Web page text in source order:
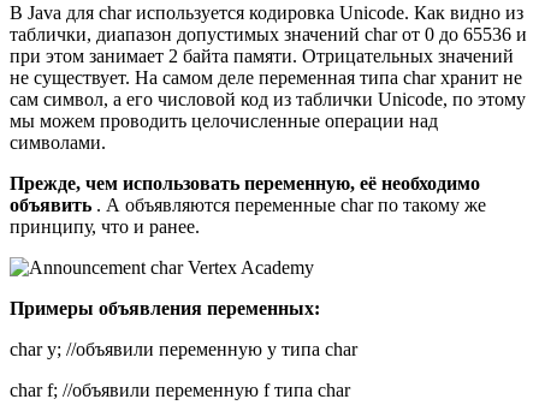
В Java для char используется кодировка Unicode. Как видно из
таблички, диапазон допустимых значений char от 0 до 65536 и
при этом занимает 2 байта памяти. Отрицательных значений
не существует. На самом деле переменная типа char хранит не
сам символ, а его числовой код из таблички Unicode, по этому
мы можем проводить целочисленные операции над
символами.
Прежде, чем использовать переменную, её необходимо
объявить . А объявляются переменные char по такому же
принципу, что и ранее.
Примеры объявления переменных:
char y; //объявили переменную y типа char
char f; //объявили переменную f типа char